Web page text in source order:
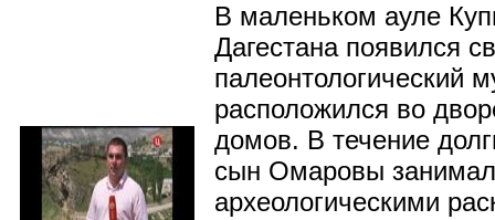
В маленьком ауле
Дагестана появился
палеонтологический
расположился во
домов. В течение
сын Омаровы
археологическими